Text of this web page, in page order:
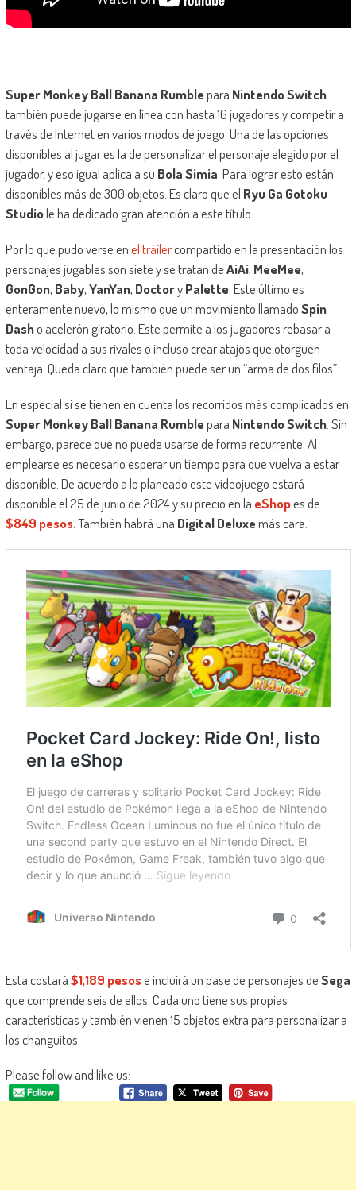
Super Monkey Ball Banana Rumblepara Nintendo Switch
también puede jugarse en línea con hasta 16 jugadores y competir a
través de Internet en varios modos de juego. Una de las opciones
disponibles al jugar es la de personalizar el personaje elegido por el
jugador, y eso igual aplica a su Bola Simia . Para lograr esto están
disponibles más de 300 objetos. Es claro que el Ryu Ga Gotoku
Studiole ha dedicado gran atención a este título.
Por lo que pudo verse enel tráilercompartido en la presentación los
personajes jugables son siete y se tratan deAiAi, MeeMee,
GonGon, Baby,YanYan, DoctoryPalette. Este último es
enteramente nuevo, lo mismo que un movimiento llamadoSpin
Dasho acelerón giratorio. Este permite a los jugadores rebasar a
toda velocidad a sus rivales o incluso crear atajos que otorguen
ventaja. Queda claro que también puede ser un “arma de dos filos”.
En especial si se tienen en cuenta los recorridos más complicados en
Super Monkey Ball Banana Rumblepara Nintendo Switch. Sin
embargo, parece que no puede usarse de forma recurrente. Al
emplearse es necesario esperar un tiempo para que vuelva a estar
disponible. De acuerdo a lo planeado este videojuego estará
disponible el 25 de junio de 2024 y su precio en la eShopes de
$849 pesos. También habrá una Digital Deluxemás cara.
Esta costará$1,189 pesose incluirá un pase de personajes deSega
que comprende seis de ellos. Cada uno tiene sus propias
características y también vienen 15 objetos extra para personalizar a
los changuitos.
Please follow and like us: